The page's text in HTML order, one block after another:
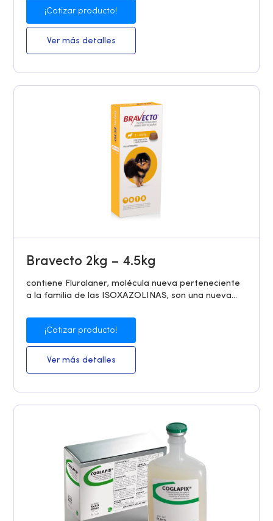
¡Cotizar producto!
Ver más detalles
Bravecto 2kg – 4.5kg
contiene Fluralaner, molécula nueva perteneciente
a la familia de las ISOXAZOLINAS, son una nueva...
¡Cotizar producto!
Ver más detalles